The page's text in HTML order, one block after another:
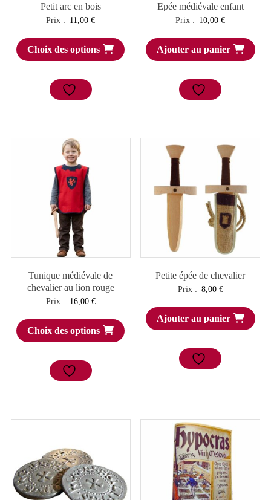
Petit arc en bois
Prix : 11,00€
Choix des options
Epée médiévale enfant
Prix : 10,00€
Ajouter au panier
Tunique médiévale de
chevalier au lion rouge
Prix : 16,00 €
Choix des options
Petite épée de chevalier
Prix : 8,00 €
Ajouter au panier